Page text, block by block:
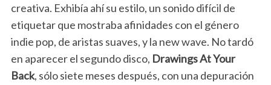
creativa. Exhibía ahí su estilo, un sonido difícil de
etiquetar que mostraba afinidades con el género
indie pop, de aristas suaves, y la new wave. No tardó
en aparecer el segundo disco, Drawings At Your
Back, sólo siete meses después, con una depuración